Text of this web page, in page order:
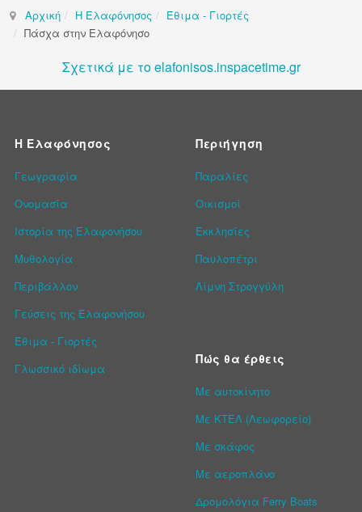
Αρχική Η Ελαφόνησος
Έθιμα - Γιορτές
Πάσχα στην Ελαφόνησο
Σχετικά με το elafonisos.inspacetime.gr
Η Ελαφόνησος
Γεωγραφία
Ονομασία
Ιστορία της Ελαφονήσου
Μυθολογία
Περιβάλλον
Γεύσεις της Ελαφονήσου
Έθιμα - Γιορτές
Γλωσσικό ιδίωμα
Περιήγηση
Παραλίες
Οικισμοί
Εκκλησίες
Παυλοπέτρι
Λίμνη Στρογγύλη
Πώς θα έρθεις
Με αυτοκίνητο
Με ΚΤΕΛ (Λεωφορείο)
Με σκάφος
Με αεροπλάνο
Δρομολόγια Ferry Boats